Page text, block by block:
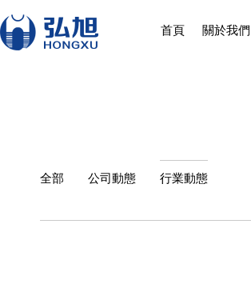
首頁 關於我們
全部 公司動態 行業動態